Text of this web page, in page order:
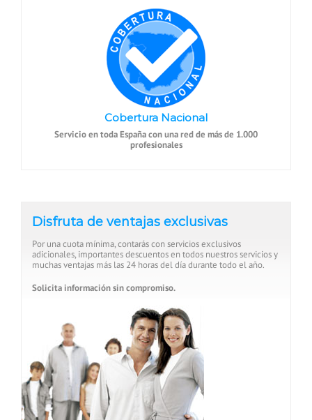
Cobertura Nacional
Servicio en toda España con una red de más de 1.000
profesionales
Disfruta de ventajas exclusivas
Por una cuota mínima, contarás con servicios exclusivos
adicionales, importantes descuentos en todos nuestros servicios y
muchas ventajas más las 24 horas del día durante todo el año.
Solicita información sin compromiso.